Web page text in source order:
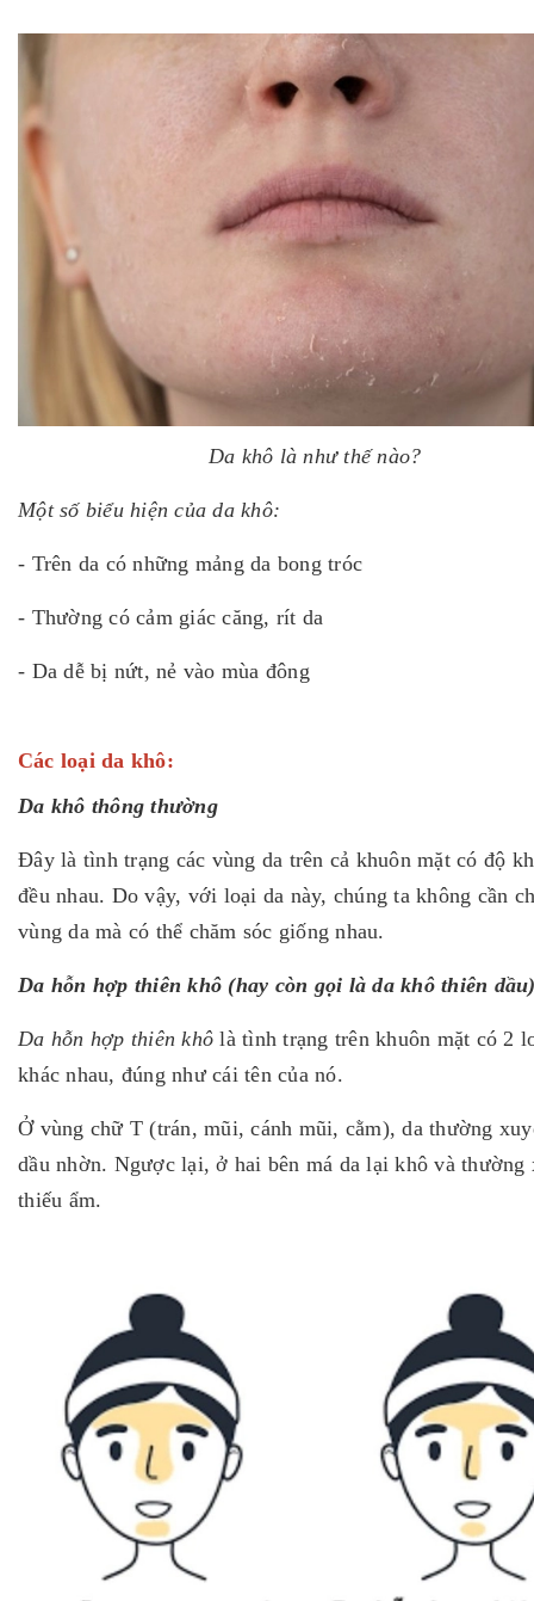
Da khô là như thế nào?
Một số biểu hiện của da khô:
- Trên da có những mảng da bong tróc
- Thường có cảm giác căng, rít da
- Da dễ bị nứt, nẻ vào mùa đông
Các loại da khô:
Da khô thông thường
Đây là tình trạng các vùng da trên cả khuôn mặt có độ
đều nhau. Do vậy, với loại da này, chúng ta không cần
vùng da mà có thể chăm sóc giống nhau.
Da hỗn hợp thiên khô (hay còn gọi là da khô thiên
Da hỗn hợp thiên khôlà tình trạng trên khuôn mặt có 2
khác nhau, đúng như cái tên của nó.
Ở vùng chữ T (trán, mũi, cánh mũi, cằm), da thường
dầu nhờn. Ngược lại, ở hai bên má da lại khô và thường
thiếu ẩm.